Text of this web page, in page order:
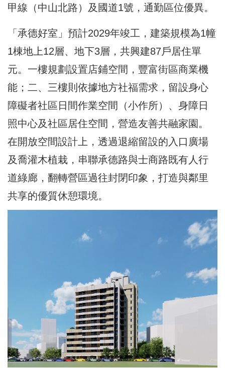
甲線（中山北路）及國道1號，通勤區位優異。
「承德好室」預計2029年竣工，建築規模為1幢
1棟地上12層、地下3層，共興建87戶居住單
元。一樓規劃設置店鋪空間，豐富街區商業機
能；二、三樓則依據地方社福需求，留設身心
障礙者社區日間作業空間（小作所）、身障日
照中心及社區居住空間，營造友善共融家園。
在開放空間設計上，透過退縮留設的入口廣場
及喬灌木植栽，串聯承德路與士商路既有人行
道綠廊，翻轉營區過往封閉印象，打造與鄰里
共享的優質休憩環境。